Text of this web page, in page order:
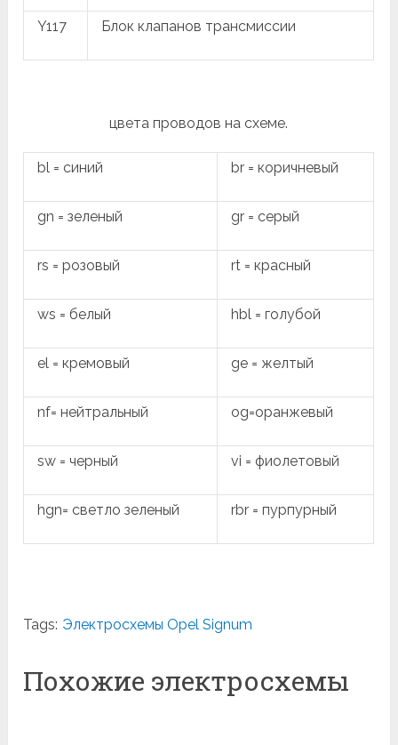
Y117 Блок клапанов трансмиссии
цвета проводов на схеме.
bl = синий br = коричневый
gn = зеленый gr = серый
rs = розовый rt = красный
ws = белый hbl = голубой
el = кремовый ge = желтый
nf= нейтральный og=оранжевый
sw = черный vi = фиолетовый
hgn= светло зеленый rbr = пурпурный
Tags: Электросхемы Opel Signum
Похожие электросхемы